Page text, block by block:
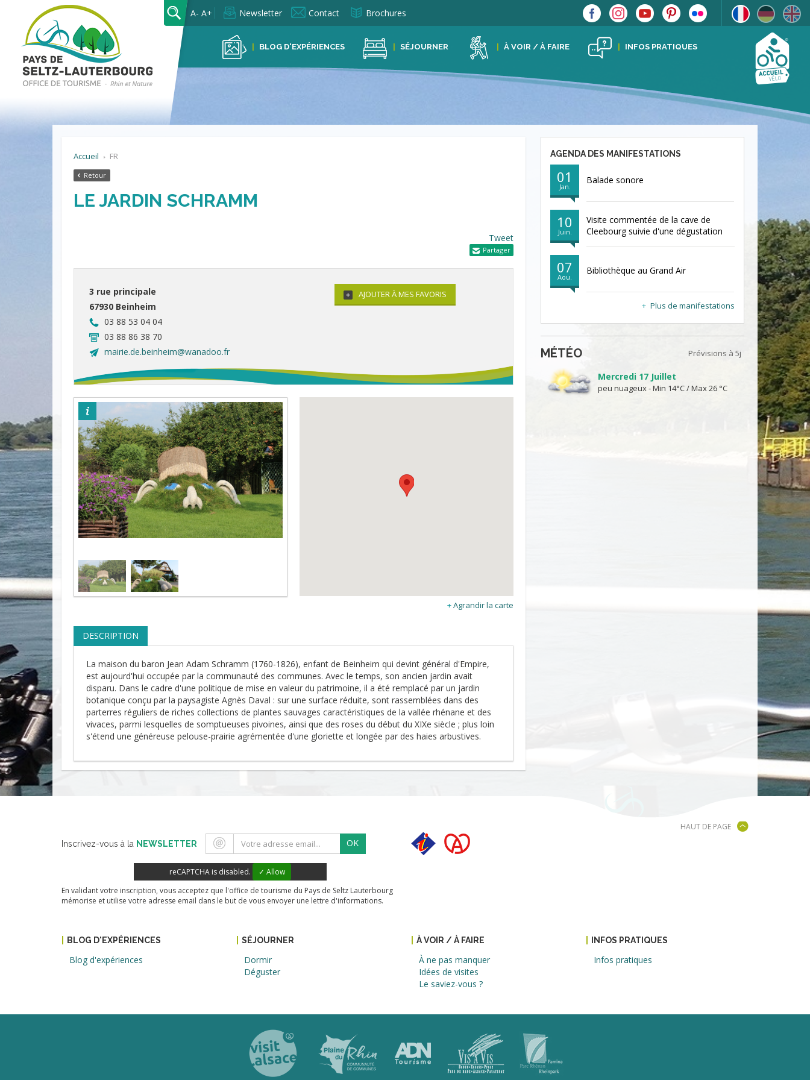
OK
A- A+ Newsletter Contact Brochures
BLOG D'EXPÉRIENCES SÉJOURNER À VOIR / À FAIRE INFOS PRATIQUES
Accueil FR
Retour
LE JARDIN SCHRAMM
Tweet
Partager
3 rue principale
67930 Beinheim
03 88 53 04 04
03 88 86 38 70
mairie.de.beinheim@wanadoo.fr
AJOUTER À MES FAVORIS
©OTPSL
Agrandir la carte
DESCRIPTION
La maison du baron Jean Adam Schramm (1760-1826), enfant de Beinheim qui devint général d'Empire,
est aujourd'hui occupée par la communauté des communes. Avec le temps, son ancien jardin avait
disparu. Dans le cadre d'une politique de mise en valeur du patrimoine, il a été remplacé par un jardin
botanique conçu par la paysagiste Agnès Daval : sur une surface réduite, sont rassemblées dans des
parterres réguliers de riches collections de plantes sauvages caractéristiques de la vallée rhénane et des
vivaces, parmi lesquelles de somptueuses pivoines, ainsi que des roses du début du XIXe siècle ; plus loin
s'étend une généreuse pelouse-prairie agrémentée d'une gloriette et longée par des haies arbustives.
AGENDA DES MANIFESTATIONS
01
Jan.
Balade sonore
10
Juin.
Visite commentée de la cave de
Cleebourg suivie d'une dégustation
07
Aou.
Bibliothèque au Grand Air
Plus de manifestations
MÉTÉO Prévisions à 5j
Mercredi 17 Juillet
peu nuageux - Min 14°C / Max 26 °C
Inscrivez-vous à la NEWSLETTER OK
reCAPTCHA is disabled.
✓ Allow
En validant votre inscription, vous acceptez que l'office de tourisme du Pays de Seltz Lauterbourg
mémorise et utilise votre adresse email dans le but de vous envoyer une lettre d'informations.
HAUT DE PAGE
BLOG D'EXPÉRIENCES
Blog d'expériences
SÉJOURNER
Dormir
Déguster
À VOIR / À FAIRE
À ne pas manquer
Idées de visites
Le saviez-vous ?
INFOS PRATIQUES
Infos pratiques